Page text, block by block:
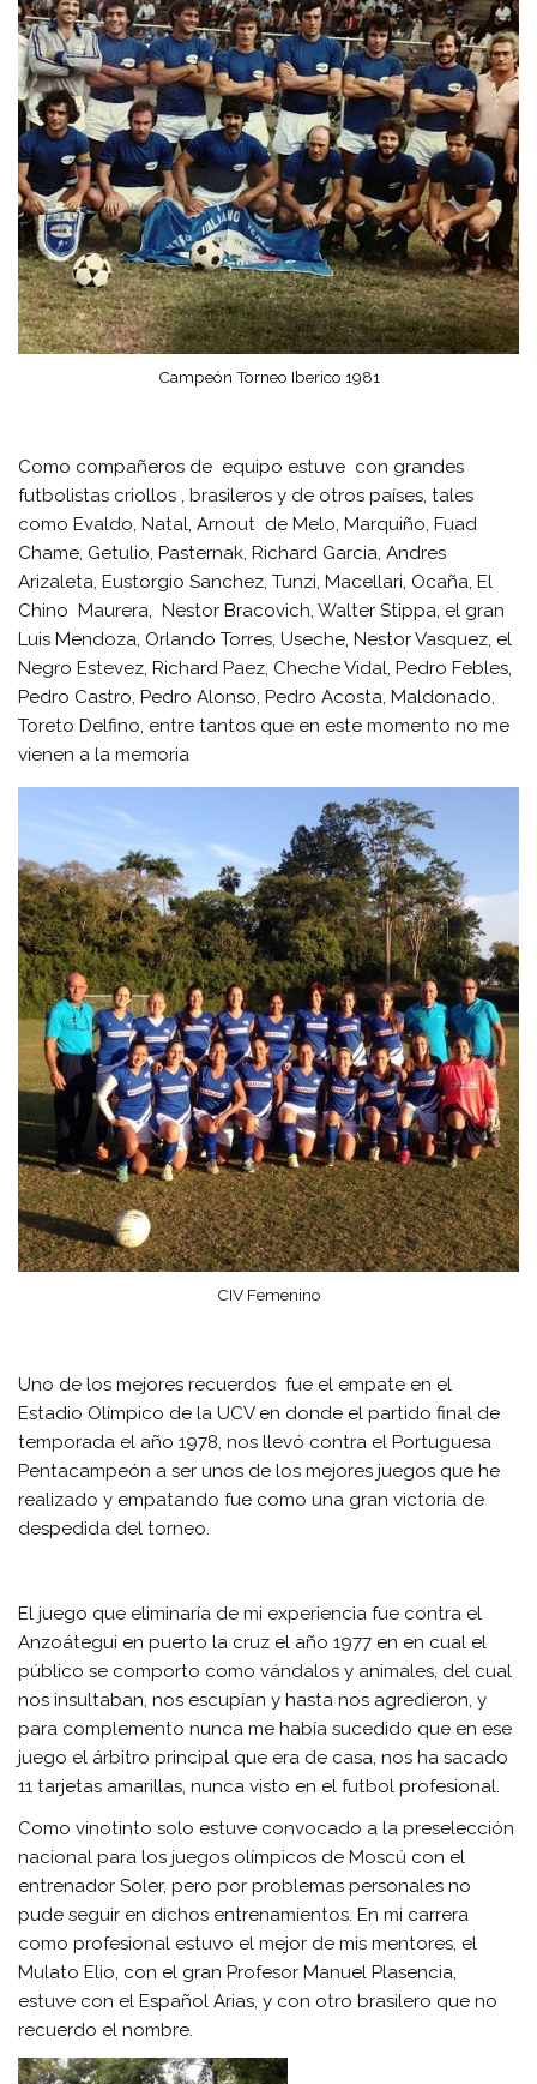
Campeón Torneo Iberico 1981
Como compañeros de equipo estuve con grandes
futbolistas criollos , brasileros y de otros países, tales
como Evaldo, Natal, Arnout de Melo, Marquiño, Fuad
Chame, Getulio, Pasternak, Richard Garcia, Andres
Arizaleta, Eustorgio Sanchez, Tunzi, Macellari, Ocaña, El
Chino Maurera, Nestor Bracovich, Walter Stippa, el gran
Luis Mendoza, Orlando Torres, Useche, Nestor Vasquez, el
Negro Estevez, Richard Paez, Cheche Vidal, Pedro Febles,
Pedro Castro, Pedro Alonso, Pedro Acosta, Maldonado,
Toreto Delfino, entre tantos que en este momento no me
vienen a la memoria
CIV Femenino
Uno de los mejores recuerdos fue el empate en el
Estadio Olímpico de la UCV en donde el partido final de
temporada el año 1978, nos llevó contra el Portuguesa
Pentacampeón a ser unos de los mejores juegos que he
realizado y empatando fue como una gran victoria de
despedida del torneo.
El juego que eliminaría de mi experiencia fue contra el
Anzoátegui en puerto la cruz el año 1977 en en cual el
público se comporto como vándalos y animales, del cual
nos insultaban, nos escupían y hasta nos agredieron, y
para complemento nunca me había sucedido que en ese
juego el árbitro principal que era de casa, nos ha sacado
11 tarjetas amarillas, nunca visto en el futbol profesional.
Como vinotinto solo estuve convocado a la preselección
nacional para los juegos olímpicos de Moscú con el
entrenador Soler, pero por problemas personales no
pude seguir en dichos entrenamientos. En mi carrera
como profesional estuvo el mejor de mis mentores, el
Mulato Elio, con el gran Profesor Manuel Plasencia,
estuve con el Español Arias, y con otro brasilero que no
recuerdo el nombre.